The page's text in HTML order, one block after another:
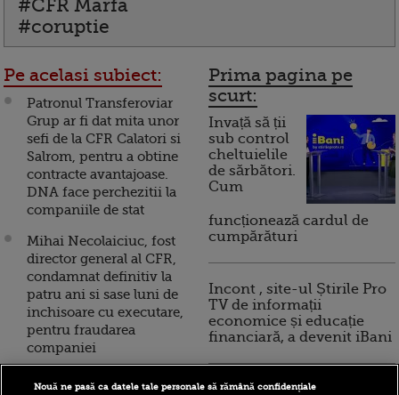
#CFR Marfa
#coruptie
Pe acelasi subiect:
Patronul Transferoviar
Grup ar fi dat mita unor
sefi de la CFR Calatori si
Salrom, pentru a obtine
contracte avantajoase.
DNA face perchezitii la
companiile de stat
Mihai Necolaiciuc, fost
director general al CFR,
condamnat definitiv la
patru ani si sase luni de
inchisoare cu executare,
pentru fraudarea
companiei
Transporturile cauta noi
Prima pagina pe
scurt:
Invață să ții
sub control
cheltuielile
de sărbători.
Cum
funcționează cardul de
cumpărături
Incont , site-ul Știrile Pro
TV de informații
economice și educație
financiară, a devenit iBani
10 reguli pentru decizii
Nouă ne pasă ca datele tale personale să rămână confidențiale